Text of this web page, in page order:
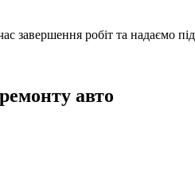
завершення робіт та надаємо
авто